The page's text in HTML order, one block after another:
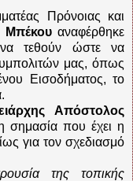
Πρόνοιας και
Μπέκουαναφέρθηκε
να τεθούν ώστε να
μας, όπως
Εισοδήματος, το
Απόστολος
σημασία που έχει η
για τον σχεδιασμό
της τοπικής